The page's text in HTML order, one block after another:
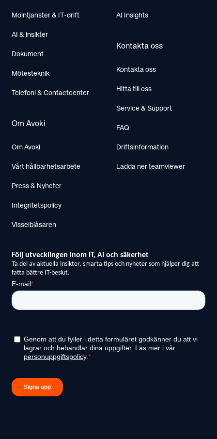
Molntjanster & IT-drift
AI & insikter
Dokument
Mötesteknik
Telefoni & Contactcenter
Om Avoki
Om Avoki
Vårt hållbarhetsarbete
Press & Nyheter
Integritetspolicy
Visselblåsaren
AI Insights
Kontakta oss
Kontakta oss
Hitta till oss
Service & Support
FAQ
Driftsinformation
Ladda ner teamviewer